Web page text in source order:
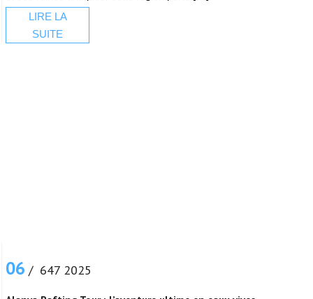
LIRE LA
SUITE
06 / 647 2025